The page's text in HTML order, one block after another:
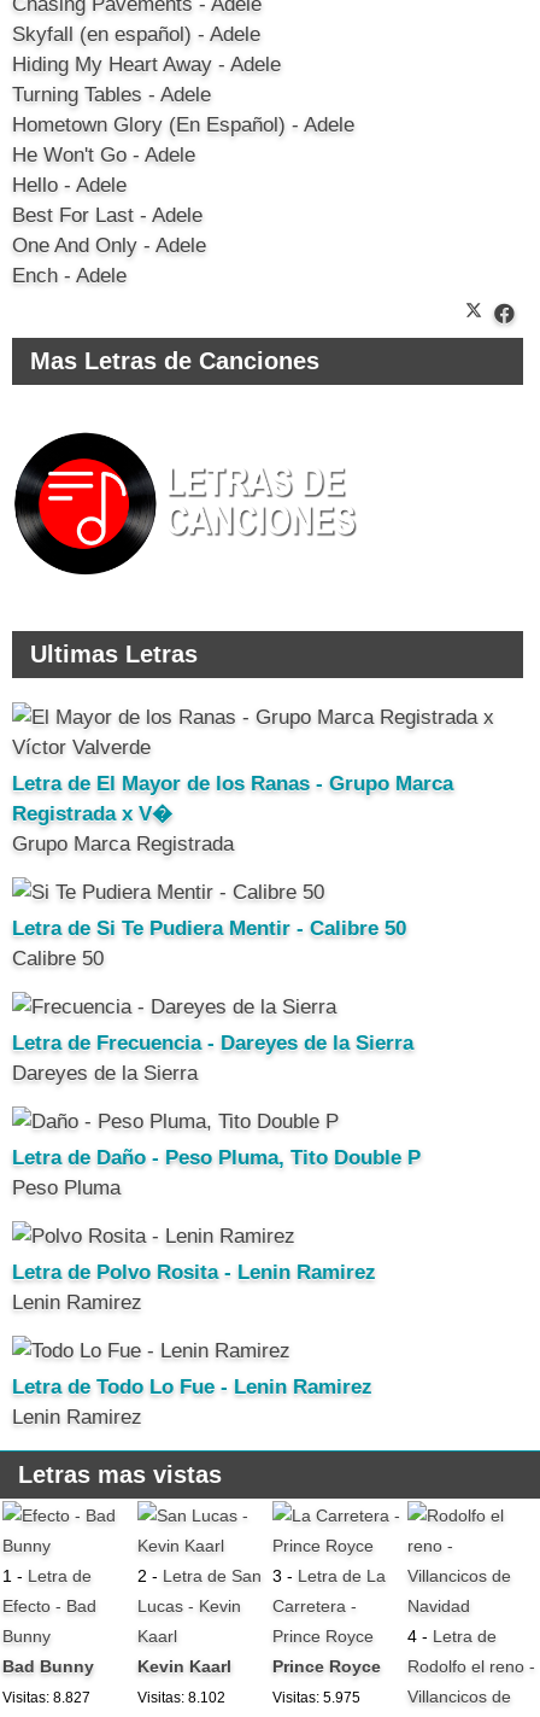
Skyfall (en español) - Adele
Hiding My Heart Away - Adele
Turning Tables - Adele
Hometown Glory (En Español) - Adele
He Won't Go - Adele
Hello - Adele
Best For Last - Adele
One And Only - Adele
Ench - Adele
Mas Letras de Canciones
Ultimas Letras
Letra de El Mayor de los Ranas - Grupo Marca
Registrada x V�
Grupo Marca Registrada
Letra de Si Te Pudiera Mentir - Calibre 50
Calibre 50
Letra de Frecuencia - Dareyes de la Sierra
Dareyes de la Sierra
Letra de Daño - Peso Pluma, Tito Double P
Peso Pluma
Letra de Polvo Rosita - Lenin Ramirez
Lenin Ramirez
Letra de Todo Lo Fue - Lenin Ramirez
Lenin Ramirez
Letras mas vistas
1 - Letra de
Efecto - Bad
Bunny
Bad Bunny
Visitas: 8.827
2 - Letra de San
Lucas - Kevin
Kaarl
Kevin Kaarl
Visitas: 8.102
3 - Letra de La
Carretera -
Prince Royce
Prince Royce
Visitas: 5.975
4 - Letra de
Rodolfo el reno -
Villancicos de